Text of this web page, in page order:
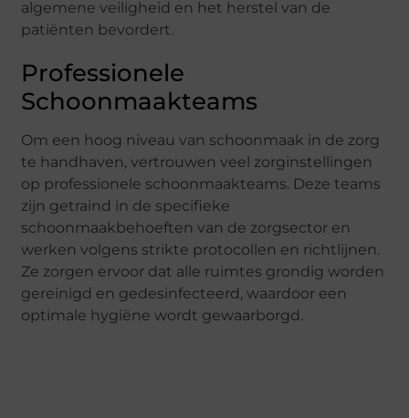
algemene veiligheid en het herstel van de
patiënten bevordert.
Professionele
Schoonmaakteams
Om een hoog niveau van schoonmaak in de zorg
te handhaven, vertrouwen veel zorginstellingen
op professionele schoonmaakteams. Deze teams
zijn getraind in de specifieke
schoonmaakbehoeften van de zorgsector en
werken volgens strikte protocollen en richtlijnen.
Ze zorgen ervoor dat alle ruimtes grondig worden
gereinigd en gedesinfecteerd, waardoor een
optimale hygiëne wordt gewaarborgd.